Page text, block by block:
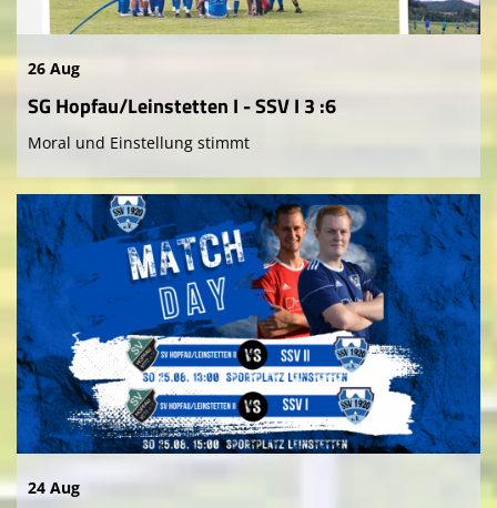
26 Aug
SG Hopfau/Leinstetten I - SSV I 3 :6
Moral und Einstellung stimmt
24 Aug